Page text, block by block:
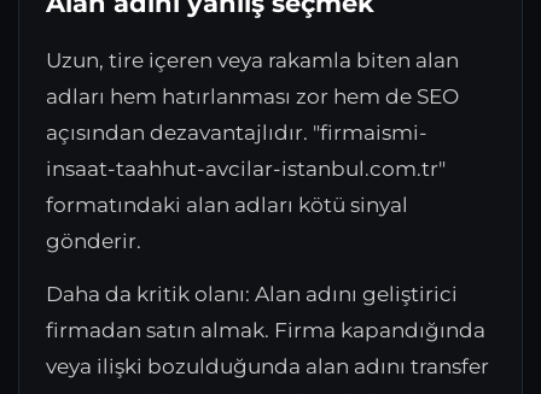
Uzun, tire içeren veya rakamla biten alan
adları hem hatırlanması zor hem de SEO
açısından dezavantajlıdır. "firmaismi-
insaat-taahhut-avcilar-istanbul.com.tr"
formatındaki alan adları kötü sinyal
gönderir.
Daha da kritik olanı: Alan adını geliştirici
firmadan satın almak. Firma kapandığında
veya ilişki bozulduğunda alan adını transfer